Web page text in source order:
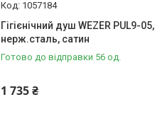
1057184
Гігієнiчний душ WEZER PUL9-05,
нерж.сталь, сатин
Готово до відправки 56 од.
1 735 ₴